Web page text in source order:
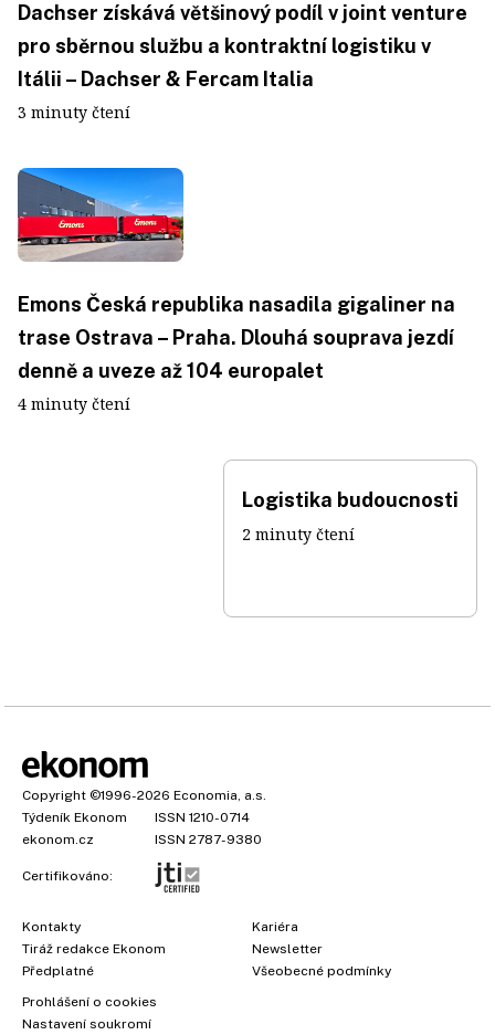
Dachser získává většinový podíl v joint venture
pro sběrnou službu a kontraktní logistiku v
Itálii – Dachser & Fercam Italia
3 minuty čtení
Emons Česká republika nasadila gigaliner na
trase Ostrava – Praha. Dlouhá souprava jezdí
denně a uveze až 104 europalet
4 minuty čtení
Logistika budoucnosti
2 minuty čtení
Copyright ©1996-2026 Economia, a.s.
Týdeník Ekonom
ISSN 1210-0714
ekonom.cz
ISSN 2787-9380
Certifikováno:
Kontakty
Tiráž redakce Ekonom
Předplatné
Kariéra
Newsletter
Všeobecné podmínky
Prohlášení o cookies
Nastavení soukromí